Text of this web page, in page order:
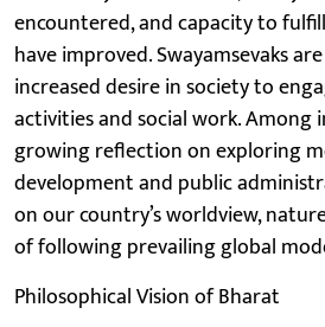
encountered, and capacity to
have improved. Swayamsevaks
increased desire in society to
activities and social work. Among
growing reflection on exploring
development and public
on our country’s worldview,
of following prevailing global
Philosophical Vision of Bharat